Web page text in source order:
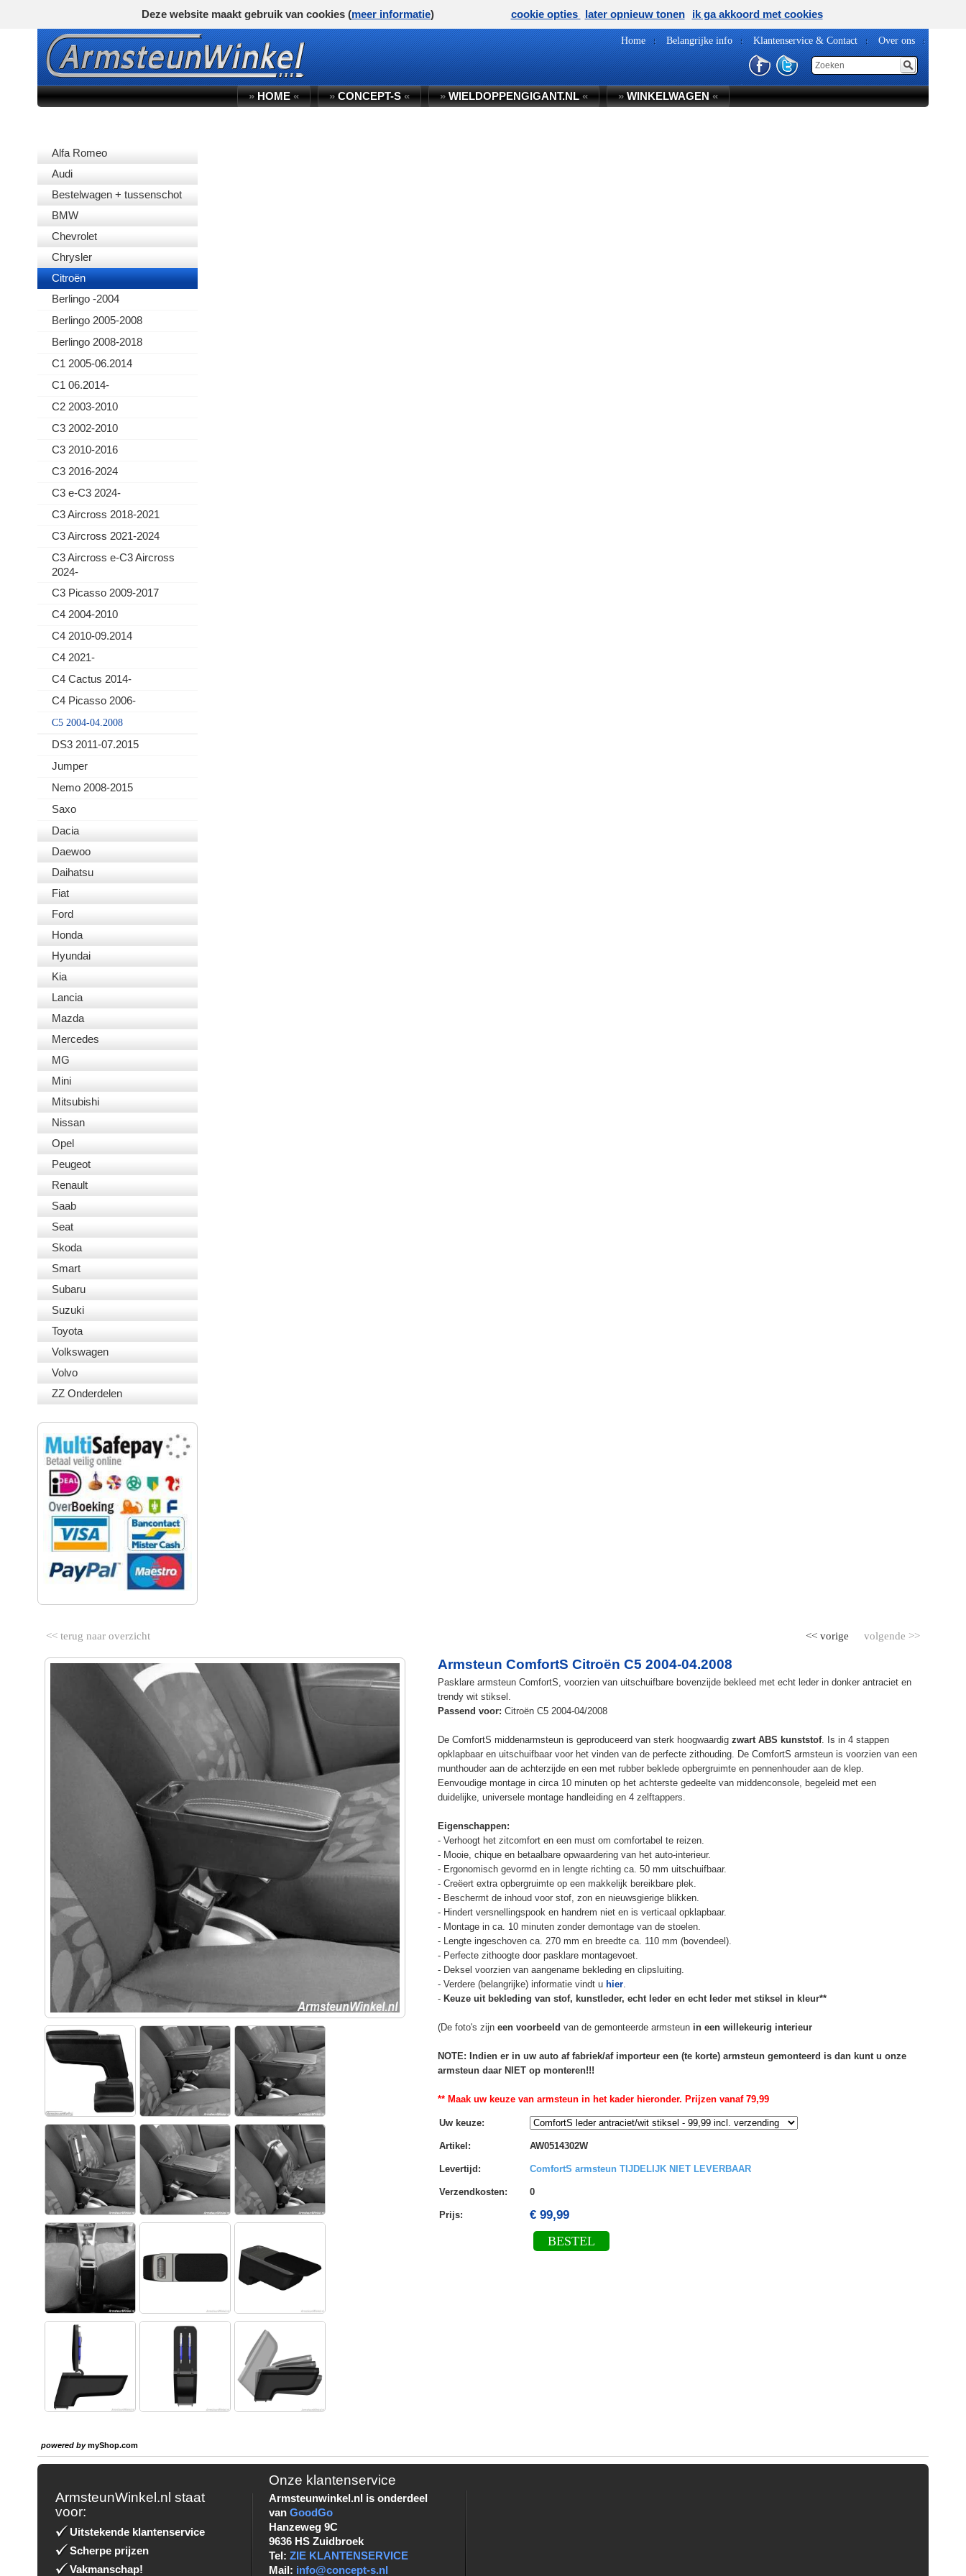
Home Belangrijke info Klantenservice & Contact Over ons
»HOME« »CONCEPT-S« »WIELDOPPENGIGANT.NL« »WINKELWAGEN«
Alfa Romeo
Audi
Bestelwagen + tussenschot
BMW
Chevrolet
Chrysler
Citroën
Berlingo -2004
Berlingo 2005-2008
Berlingo 2008-2018
C1 2005-06.2014
C1 06.2014-
C2 2003-2010
C3 2002-2010
C3 2010-2016
C3 2016-2024
C3 e-C3 2024-
C3 Aircross 2018-2021
C3 Aircross 2021-2024
C3 Aircross e-C3 Aircross
2024-
C3 Picasso 2009-2017
C4 2004-2010
C4 2010-09.2014
C4 2021-
C4 Cactus 2014-
C4 Picasso 2006-
C5 2004-04.2008
DS3 2011-07.2015
Jumper
Nemo 2008-2015
Saxo
Dacia
Daewoo
Daihatsu
Fiat
Ford
Honda
Hyundai
Kia
Lancia
Mazda
Mercedes
MG
Mini
Mitsubishi
Nissan
Opel
Peugeot
Renault
Saab
Seat
Skoda
Smart
Subaru
Suzuki
Toyota
Volkswagen
Volvo
ZZ Onderdelen
<< terug naar overzicht volgende >>
<< vorige
Armsteun ComfortS Citroën C5 2004-04.2008
Pasklare armsteun ComfortS, voorzien van uitschuifbare bovenzijde bekleed met echt leder in donker antraciet en
trendy wit stiksel.
Passend voor: Citroën C5 2004-04/2008
De ComfortS middenarmsteun is geproduceerd van sterk hoogwaardig zwart ABS kunststof. Is in 4 stappen
opklapbaar en uitschuifbaar voor het vinden van de perfecte zithouding. De ComfortS armsteun is voorzien van een
munthouder aan de achterzijde en een met rubber beklede opbergruimte en pennenhouder aan de klep.
Eenvoudige montage in circa 10 minuten op het achterste gedeelte van middenconsole, begeleid met een
duidelijke, universele montage handleiding en 4 zelftappers.
Eigenschappen:
- Verhoogt het zitcomfort en een must om comfortabel te reizen.
- Mooie, chique en betaalbare opwaardering van het auto-interieur.
- Ergonomisch gevormd en in lengte richting ca. 50 mm uitschuifbaar.
- Creëert extra opbergruimte op een makkelijk bereikbare plek.
- Beschermt de inhoud voor stof, zon en nieuwsgierige blikken.
- Hindert versnellingspook en handrem niet en is verticaal opklapbaar.
- Montage in ca. 10 minuten zonder demontage van de stoelen.
- Lengte ingeschoven ca. 270 mm en breedte ca. 110 mm (bovendeel).
- Perfecte zithoogte door pasklare montagevoet.
- Deksel voorzien van aangename bekleding en clipsluiting.
- Verdere (belangrijke) informatie vindt u hier.
- Keuze uit bekleding van stof, kunstleder, echt leder en echt leder met stiksel in kleur**
(De foto's zijn een voorbeeld van de gemonteerde armsteun in een willekeurig interieur
NOTE: Indien er in uw auto af fabriek/af importeur een (te korte) armsteun gemonteerd is dan kunt u onze
armsteun daar NIET op monteren!!!
** Maak uw keuze van armsteun in het kader hieronder. Prijzen vanaf 79,99
Uw keuze:
Artikel : AW0514302W
Levertijd : ComfortS armsteun TIJDELIJK NIET LEVERBAAR
Verzendkosten: 0
Prijs: € 99,99
BESTEL
powered bymyShop.com
ArmsteunWinkel.nl staat
voor:
Uitstekende klantenservice
Scherpe prijzen
Vakmanschap!
Onze klantenservice
Armsteunwinkel.nl is onderdeel
vanGoodGo
Hanzeweg 9C
9636 HS Zuidbroek
Tel:ZIE KLANTENSERVICE
Mail: info@concept-s.nl
Deze website maakt gebruik van cookies (meer informatie) cookie opties later opnieuw tonen ik ga akkoord met cookies